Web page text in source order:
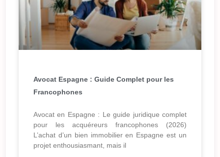
Avocat Espagne : Guide Complet pour les
Francophones
Avocat en Espagne : Le guide juridique complet
pour les acquéreurs francophones (2026)
L’achat d’un bien immobilier en Espagne est un
projet enthousiasmant, mais il